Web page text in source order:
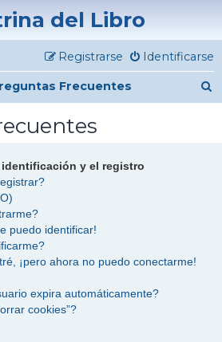
del Libro
Identificarse
Registrarse
Frecuentes
identificación y el registro
puedo identificar!
¡pero ahora no puedo conectarme!
expira automáticamente?
cookies”?